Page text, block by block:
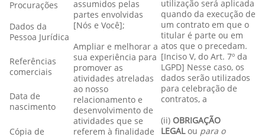
assumidos pelas
partes envolvidas
[Nós e Você];
Ampliar e melhorar a
sua experiência para
promover as
atividades atreladas
ao nosso
relacionamento e
desenvolvimento de
atividades que se
referem à finalidade
utilização será aplicada
quando da execução de
um contrato em que o
titular é parte ou em
atos que o precedam.
[Inciso V, do Art. 7º da
LGPD] Nesse caso, os
dados serão utilizados
para celebração de
contratos, a
(ii) OBRIGAÇÃO
LEGALou para o
Procurações
Dados da
Pessoa Jurídica
Referências
comerciais
Data de
nascimento
Cópia de